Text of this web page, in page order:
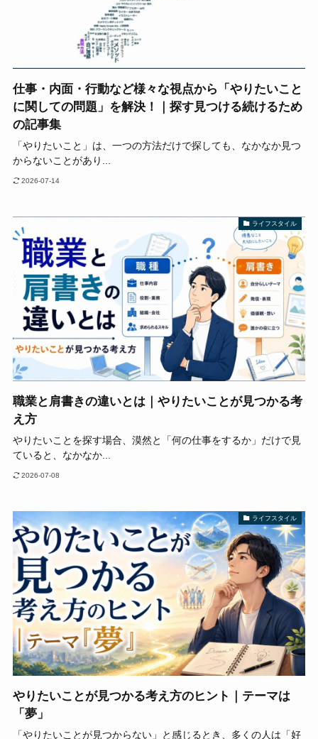
仕事・内面・行動など様々な視点から「やりたいこと
に関しての問題」を解決！｜探す見つける続けるため
の記事集
「やりたいこと」は、一つの方法だけで探しても、なかなか見つ
からないことがあり...
2026-07-14
ライフスタイル
職業と肩書きの違いとは｜やりたいことが見つかる考
え方
やりたいことを探す場合、漠然と「何の仕事をするか」だけで見
ていると、なかなか...
2026-07-08
ライフスタイル
やりたいことが見つかる考え方のヒント｜テーマは
「夢」
「やりたいことが見つからない」と感じるとき、多くの人は「好